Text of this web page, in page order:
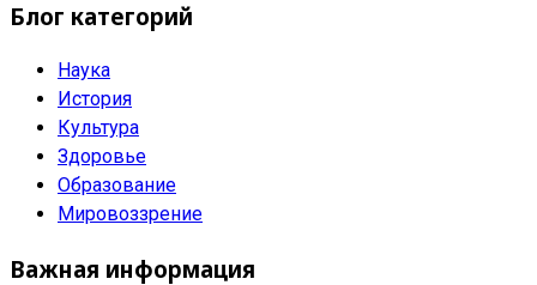
Блог категорий
Наука
История
Культура
Здоровье
Образование
Мировоззрение
Важная информация